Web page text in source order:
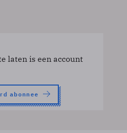
laten is een account
abonnee